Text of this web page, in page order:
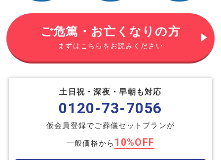
ご危篤・お亡くなりの方
まずはこちらをお読みください
土日祝・深夜・早朝も対応
0120-73-7056
仮会員登録でご葬儀セットプランが
一般価格から 10%OFF